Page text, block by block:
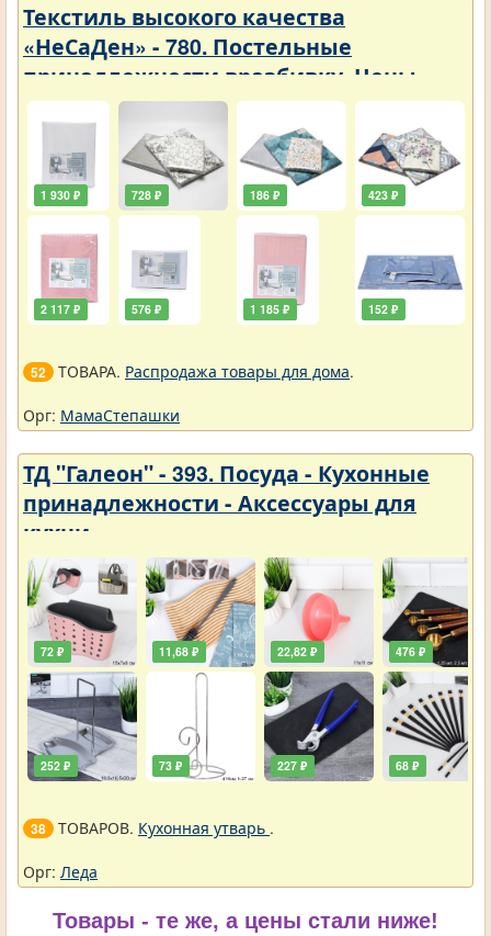
Текстиль высокого качества
«НеСаДен» - 780. Постельные
принадлежности вразбивку. Цены
упали
1 930 ₽
2 117 ₽
728 ₽
576 ₽
186 ₽
1 185 ₽
423 ₽
152 ₽
52 ТОВАРА. Распродажа товары для дома.
Орг: МамаСтепашки
ТД "Галеон" - 393. Посуда - Кухонные
принадлежности - Аксессуары для
кухни
72 ₽
252 ₽
11,68 ₽
73 ₽
22,82 ₽
227 ₽
476 ₽
68 ₽
38 ТОВАРОВ. Кухонная утварь .
Орг: Леда
Товары - те же, а цены стали ниже!